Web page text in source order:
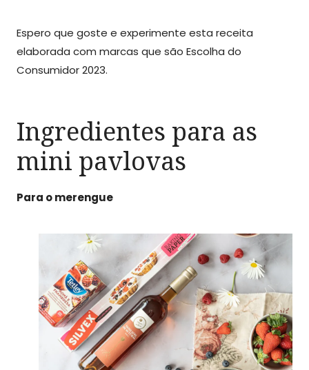
Espero que goste e experimente esta receita
elaborada com marcas que são Escolha do
Consumidor 2023.
Ingredientes para as
mini pavlovas
Para o merengue